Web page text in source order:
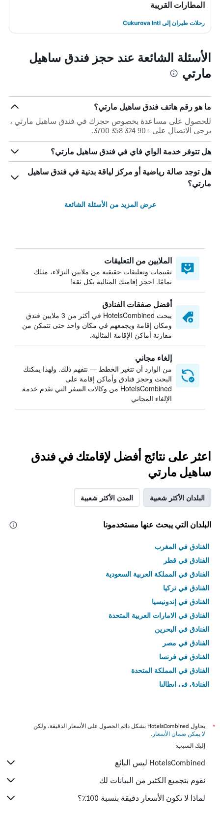
المطارات القريبة
رحلات طيران إلى Cukurova Intl
الأسئلة الشائعة عند حجز فندق ساهيل
مارتي
ما هو رقم هاتف فندق ساهيل مارتي؟
للحصول على مساعدة بخصوص حجزك في فندق ساهيل مارتي ،
يرجى الاتصال على +90 324 358 3700.
هل تتوفر خدمة الواي فاي في فندق ساهيل مارتي؟
هل توجد صالة رياضية أو مركز لياقة بدنية في فندق ساهيل
مارتي؟
عرض المزيد من الأسئلة الشائعة
الملايين من التعليقات
تقييمات وتعليقات حقيقية من ملايين النزلاء، مثلك
تمامًا. احجز إقامتك المثالية بكل ثقة!
أفضل صفقات الفنادق
يبحث HotelsCombined في أكثر من 3 ملايين فندق
ومكان إقامة ويجمعهم في مكان واحد حتى تتمكن من
مقارنة أماكن الإقامة المثالية.
إلغاء مجاني
من الوارد أن تتغير الخطط — نتفهم ذلك. ولهذا يمكنك
البحث وحجز فنادق وأماكن إقامة على
HotelsCombined من وكالات السفر التي تقدم خدمة
الإلغاء المجاني
اعثر على نتائج أفضل لإقامتك في فندق
ساهيل مارتي
البلدان الأكثر شعبية المدن الأكثر شعبية
البلدان التي يبحث عنها مستخدمونا
الفنادق في المغرب
الفنادق في قطر
الفنادق في المملكة العربية السعودية
الفنادق في تركيا
الفنادق في إندونيسيا
الفنادق في الامارات العربية المتحدة
الفنادق في البحرين
الفنادق في مصر
الفنادق في فرنسا
الفنادق في المملكة المتحدة
الفنادق في إيطاليا
*
يحاول HotelsCombined بشكل دائم الحصول على الأسعار الدقيقة، ولكن
لا يمكن ضمان الأسعار .
إليك السبب:
HotelsCombined ليس البائع
نقوم بتجميع الكثير من البيانات لك
لماذا لا تكون الأسعار دقيقة بنسبة 100٪؟